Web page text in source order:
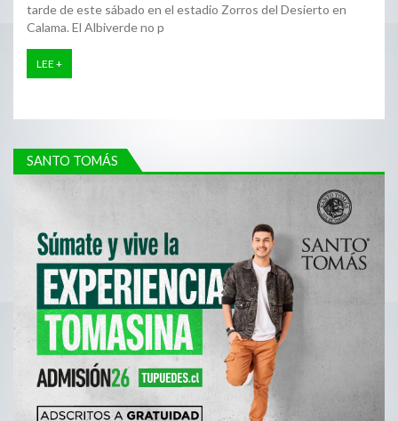
tarde de este sábado en el estadio Zorros del Desierto en
Calama. El Albiverde no p
LEE +
SANTO TOMÁS